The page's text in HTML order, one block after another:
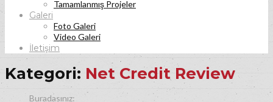
Tamamlanmış Projeler
Galeri
Foto Galeri
Video Galeri
İletişim
Kategori: Net Credit Review